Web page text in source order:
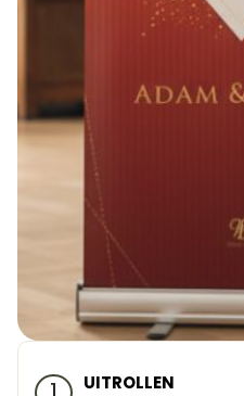
UITROLLEN